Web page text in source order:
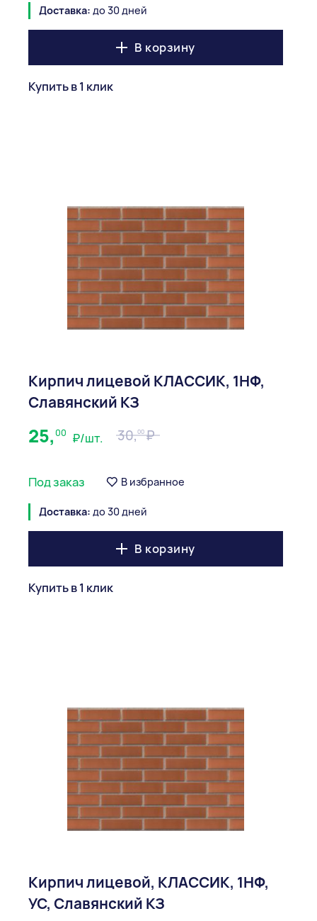
Доставка: до 30 дней
В корзину
Купить в 1 клик
Кирпич лицевой КЛАССИК, 1НФ,
Славянский КЗ
25,00 ₽/шт. 30,00
Под заказ В избранное
Доставка: до 30 дней
В корзину
Купить в 1 клик
Кирпич лицевой, КЛАССИК, 1НФ,
УС, Славянский КЗ